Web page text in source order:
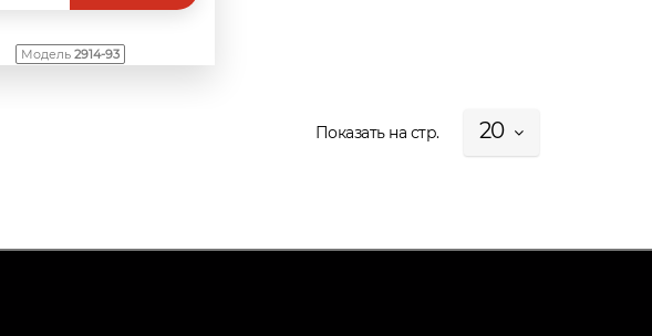
Модель 2914-93
Показать на стр. 20